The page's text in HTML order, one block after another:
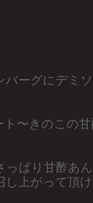
バーグにデミ
ト〜きのこの
っぱり甘酢あ
し上がって頂